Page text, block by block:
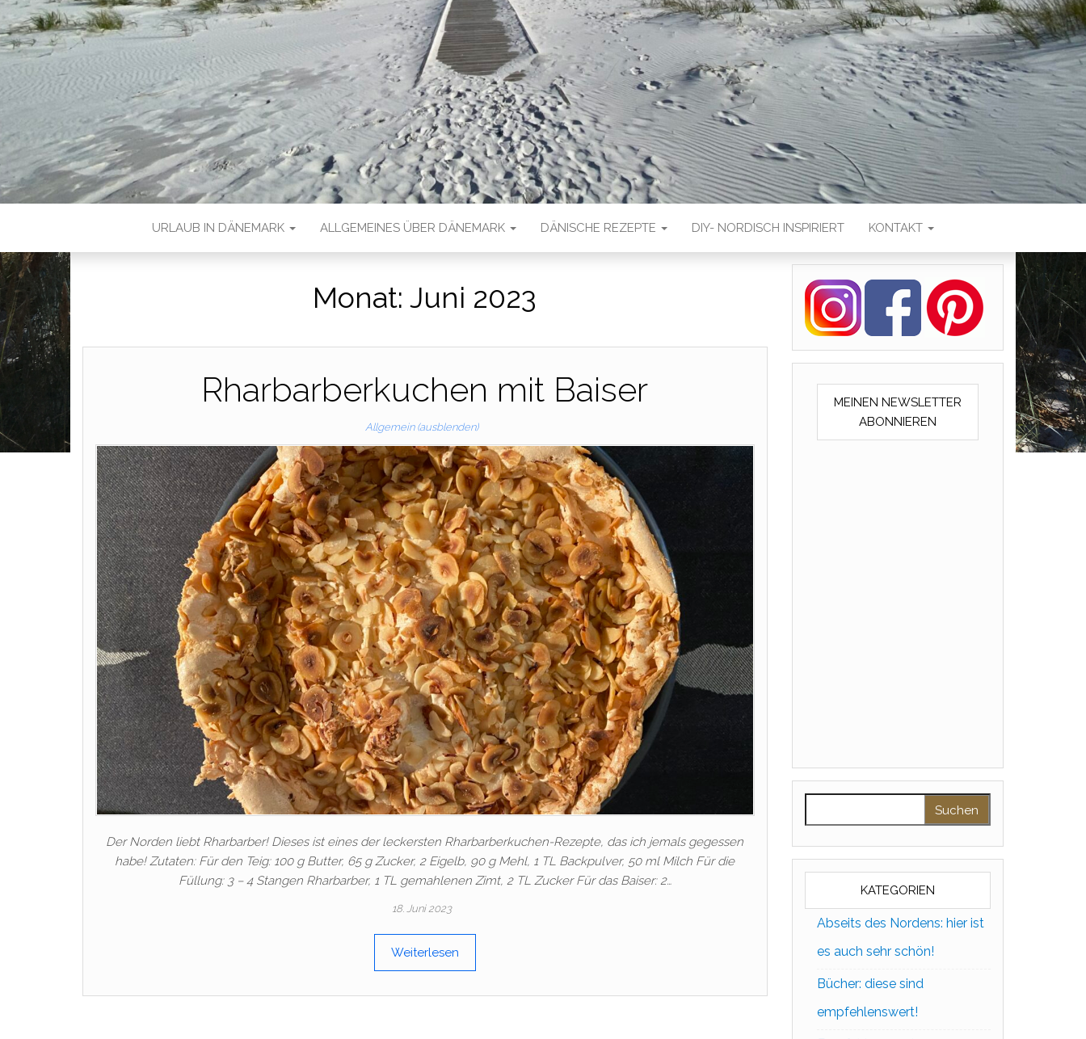
URLAUB IN DÄNEMARK ALLGEMEINES ÜBER DÄNEMARK DÄNISCHE REZEPTE DIY- NORDISCH INSPIRIERT KONTAKT
Monat:Juni 2023
Rharbarberkuchen mit Baiser
Allgemein (ausblenden)
Der Norden liebt Rharbarber! Dieses ist eines der leckersten Rharbarberkuchen-Rezepte, das ich jemals gegessen
habe! Zutaten: Für den Teig: 100 g Butter, 65 g Zucker, 2 Eigelb, 90 g Mehl, 1 TL Backpulver, 50 ml Milch Für die
Füllung: 3 – 4 Stangen Rharbarber, 1 TL gemahlenen Zimt, 2 TL Zucker Für das Baiser: 2…
18. Juni 2023
Weiterlesen
MEINEN NEWSLETTER
ABONNIEREN
KATEGORIEN
Abseits des Nordens: hier ist
es auch sehr schön!
Bücher: diese sind
empfehlenswert!